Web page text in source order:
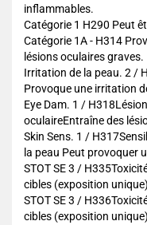
inflammables.
Catégorie 1 H290 Peut
Catégorie 1A - H314
lésions oculaires graves.
Irritation de la peau. 2 /
Provoque une irritation
Eye Dam. 1 /
oculaireEntraîne des
Skin Sens. 1 /
la peau Peut provoquer
STOT SE 3 /
cibles (exposition
STOT SE 3 /
cibles (exposition